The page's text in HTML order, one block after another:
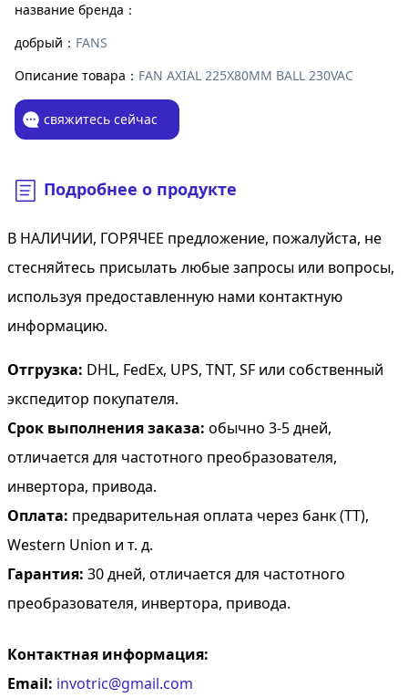
название бренда：
добрый： FANS
Описание товара： FAN AXIAL 225X80MM BALL 230VAC
свяжитесь сейчас
Подробнее о продукте
В НАЛИЧИИ, ГОРЯЧЕЕ предложение, пожалуйста, не
стесняйтесь присылать любые запросы или вопросы,
используя предоставленную нами контактную
информацию.
Отгрузка: DHL, FedEx, UPS, TNT, SF или собственный
экспедитор покупателя.
Срок выполнения заказа: обычно 3-5 дней,
отличается для частотного преобразователя,
инвертора, привода.
Оплата: предварительная оплата через банк (TT),
Western Union и т. д.
Гарантия: 30 дней, отличается для частотного
преобразователя, инвертора, привода.
Контактная информация:
Email: invotric@gmail.com